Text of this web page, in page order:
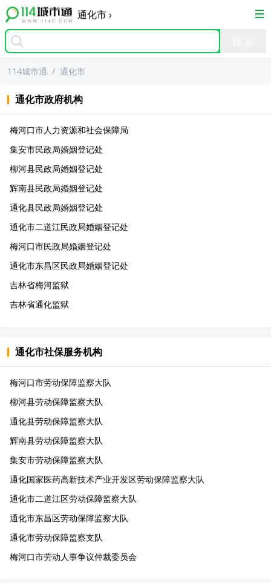
通化市›
114城市通 / 通化市
通化市政府机构
梅河口市人力资源和社会保障局
集安市民政局婚姻登记处
柳河县民政局婚姻登记处
辉南县民政局婚姻登记处
通化县民政局婚姻登记处
通化市二道江民政局婚姻登记处
梅河口市民政局婚姻登记处
通化市东昌区民政局婚姻登记处
吉林省梅河监狱
吉林省通化监狱
通化市社保服务机构
梅河口市劳动保障监察大队
柳河县劳动保障监察大队
通化县劳动保障监察大队
辉南县劳动保障监察大队
集安市劳动保障监察大队
通化国家医药高新技术产业开发区劳动保障监察大队
通化市二道江区劳动保障监察大队
通化市东昌区劳动保障监察大队
通化市劳动保障监察支队
梅河口市劳动人事争议仲裁委员会